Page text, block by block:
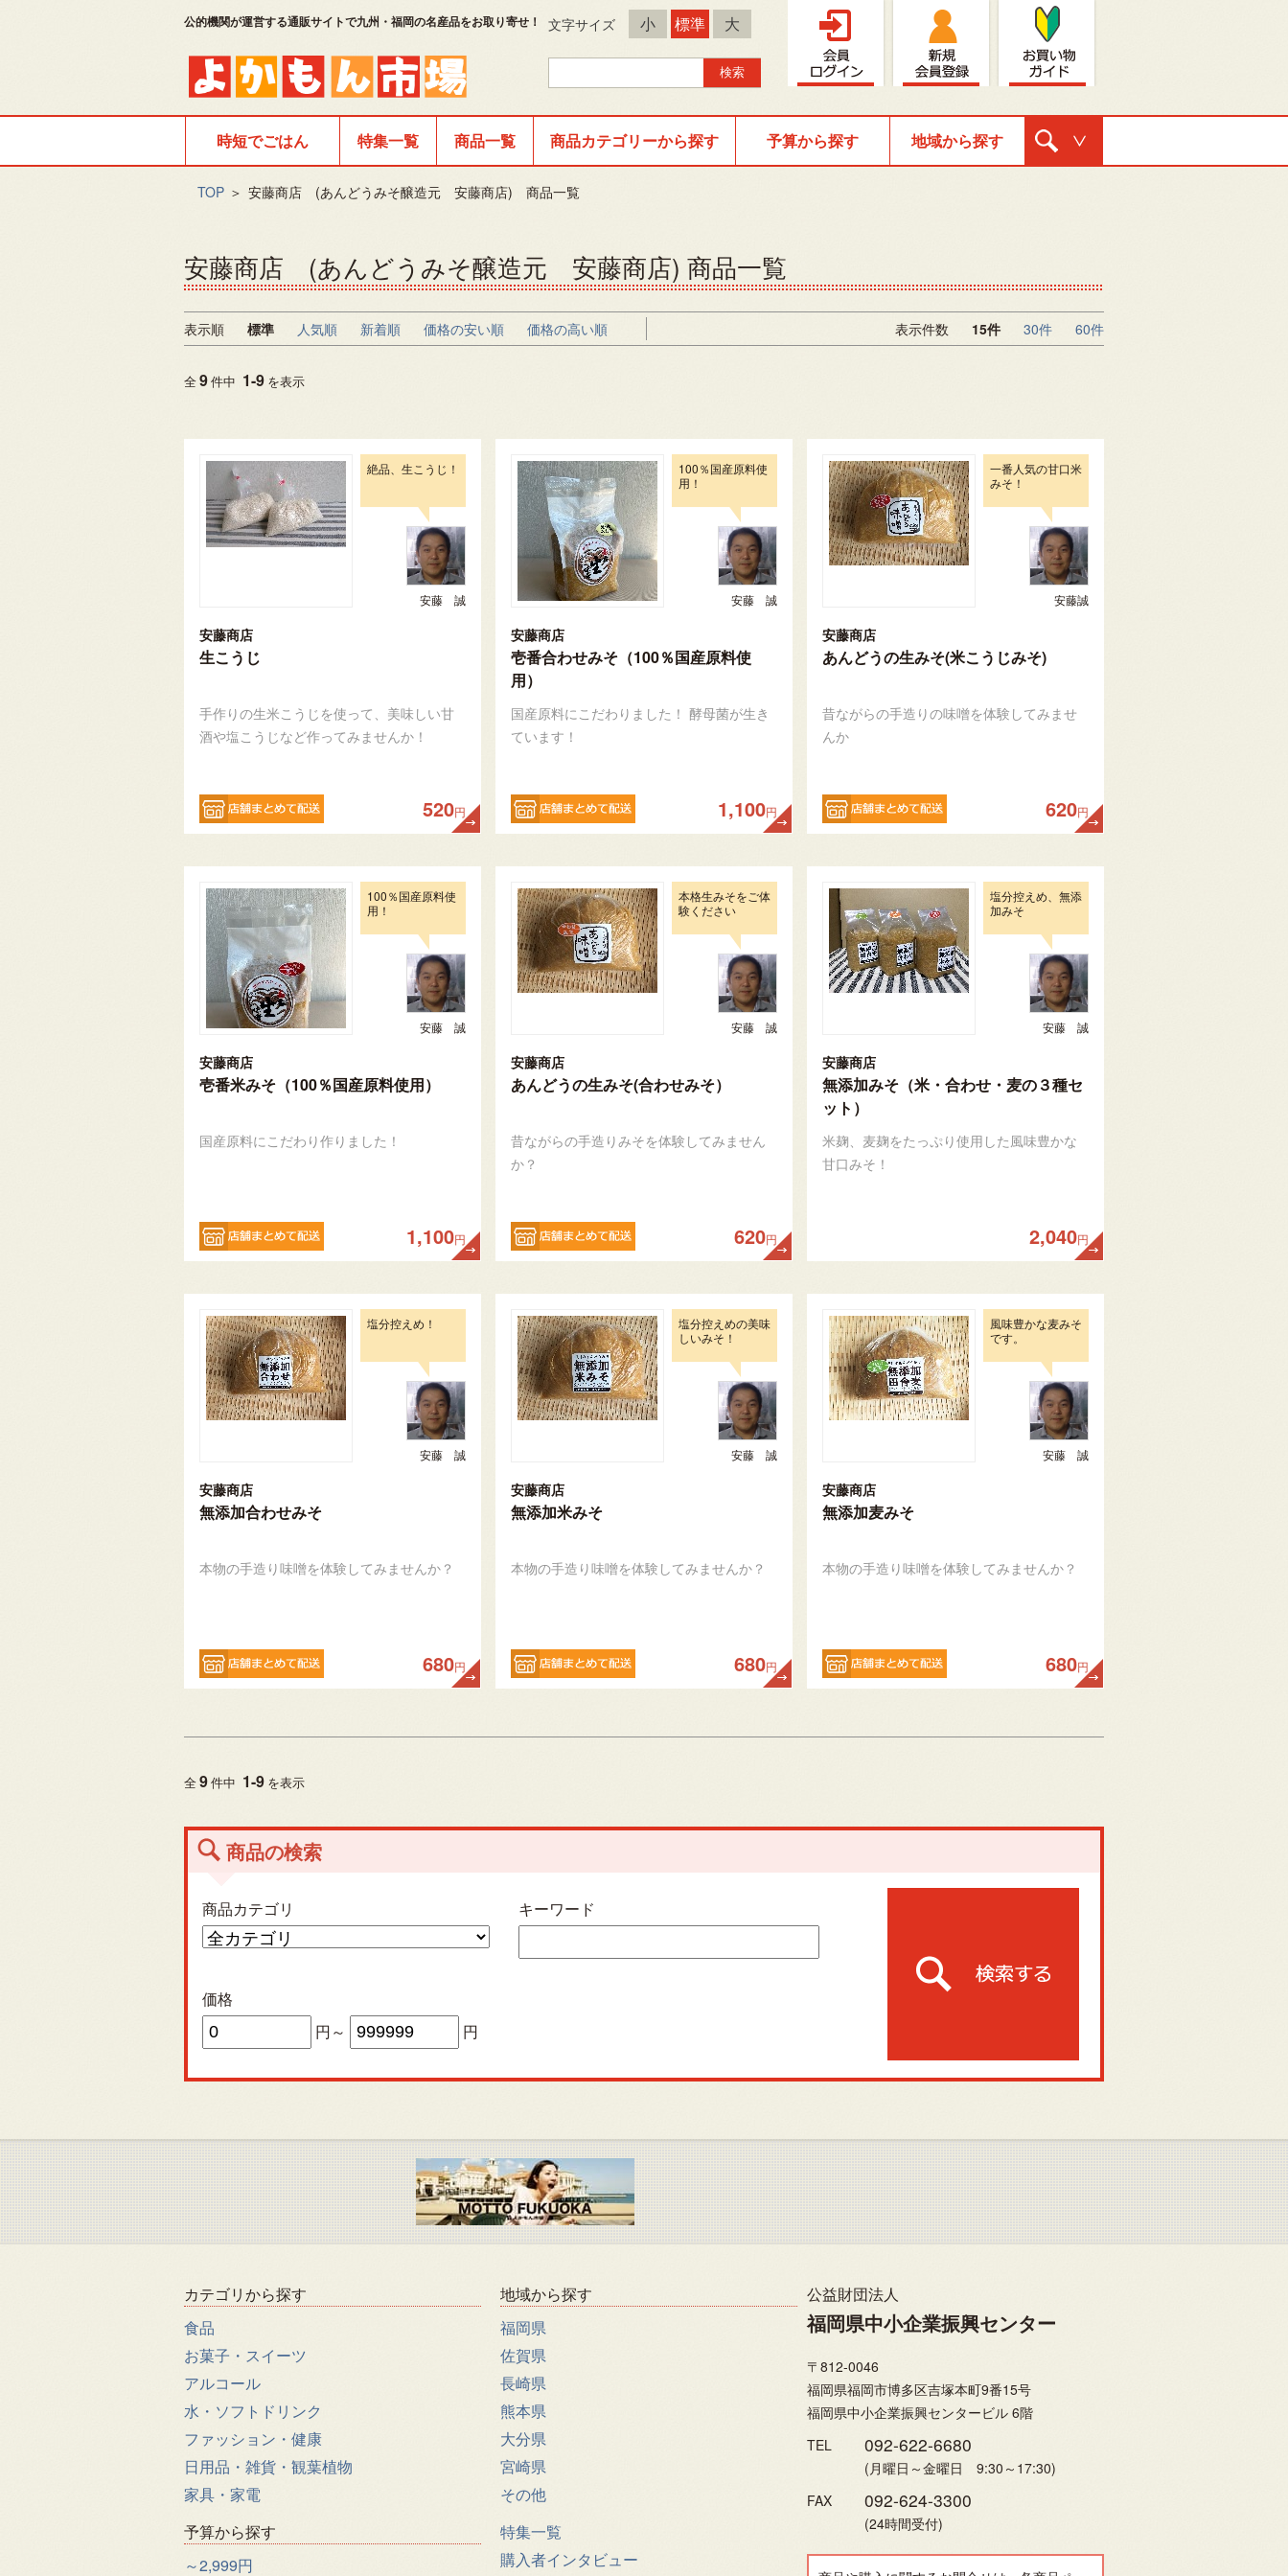
公的機関が運営する通販サイトで九州・福岡の名産品をお取り寄せ！ 文字サイズ 小 標準 大
時短でごはん 特集一覧 商品一覧 商品カテゴリーから探す 予算から探す 地域から探す
TOP ＞ 安藤商店 (あんどうみそ醸造元 安藤商店) 商品一覧
安藤商店 (あんどうみそ醸造元 安藤商店) 商品一覧
表示順 標準 人気順 新着順 価格の安い順 価格の高い順 表示件数 15件 30件 60件
全9件中 1-9 を表示
絶品、生こうじ！
安藤 誠
安藤商店
生こうじ
手作りの生米こうじを使って、美味しい甘
酒や塩こうじなど作ってみませんか！
520円
100％国産原料使
用！
安藤 誠
安藤商店
壱番合わせみそ（100％国産原料使
用）
国産原料にこだわりました！ 酵母菌が生き
ています！
1,100円
一番人気の甘口米
みそ！
安藤誠
安藤商店
あんどうの生みそ(米こうじみそ)
昔ながらの手造りの味噌を体験してみませ
んか
620円
100％国産原料使
用！
安藤 誠
安藤商店
壱番米みそ（100％国産原料使用）
国産原料にこだわり作りました！
1,100円
本格生みそをご体
験ください
安藤 誠
安藤商店
あんどうの生みそ(合わせみそ）
昔ながらの手造りみそを体験してみません
か？
620円
塩分控えめ、無添
加みそ
安藤 誠
安藤商店
無添加みそ（米・合わせ・麦の３種セ
ット）
米麹、麦麹をたっぷり使用した風味豊かな
甘口みそ！
2,040円
塩分控えめ！
安藤 誠
安藤商店
無添加合わせみそ
本物の手造り味噌を体験してみませんか？
680円
塩分控えめの美味
しいみそ！
安藤 誠
安藤商店
無添加米みそ
本物の手造り味噌を体験してみませんか？
680円
風味豊かな麦みそ
です。
安藤 誠
安藤商店
無添加麦みそ
本物の手造り味噌を体験してみませんか？
680円
全9件中 1-9 を表示
商品の検索
商品カテゴリ キーワード
価格
円～
円
カテゴリから探す
食品
お菓子・スイーツ
アルコール
水・ソフトドリンク
ファッション・健康
日用品・雑貨・観葉植物
家具・家電
予算から探す
～2,999円
地域から探す
福岡県
佐賀県
長崎県
熊本県
大分県
宮崎県
その他
特集一覧
購入者インタビュー
公益財団法人
福岡県中小企業振興センター
〒812-0046
福岡県福岡市博多区吉塚本町9番15号
福岡県中小企業振興センタービル 6階
TEL
092-622-6680
(月曜日～金曜日 9:30～17:30)
FAX
092-624-3300
(24時間受付)